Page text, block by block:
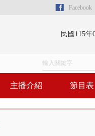
Facebook
民國115年
主播介紹 節目表